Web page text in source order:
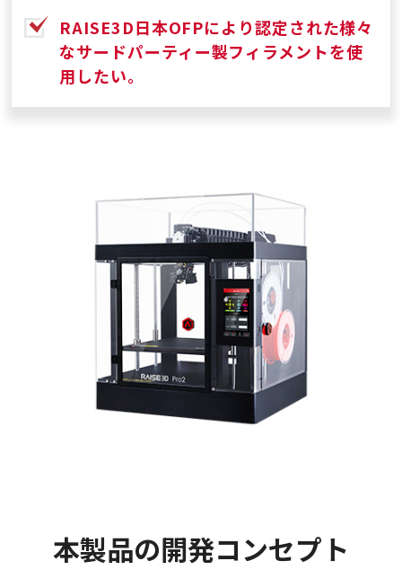
RAISE3D日本OFPにより認定された様々
なサードパーティー製フィラメントを使
用したい。
本製品の開発コンセプト